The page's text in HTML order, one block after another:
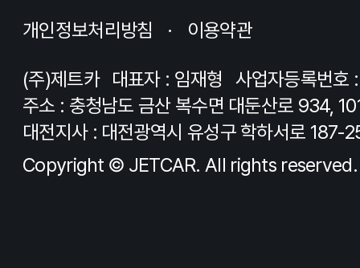
개인정보처리방침 이용약관
(주)제트카 대표자 : 임재형
사업자등록번
주소 : 충청남도 금산 복수면 대둔산로 934,
대전지사 : 대전광역시 유성구 학하서로 187-
Copyright © JETCAR. All rights reserved.